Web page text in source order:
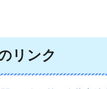
リンク